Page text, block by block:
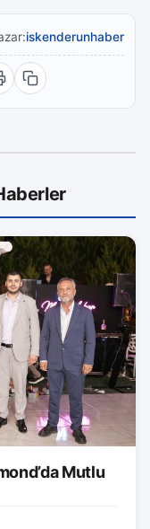
iskenderunhaber
Mutlu